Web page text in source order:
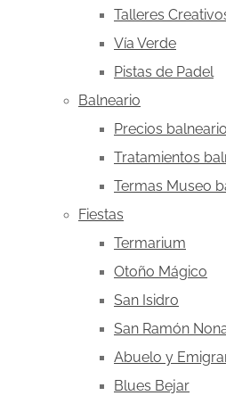
Talleres
Vía Verde
Pistas de Padel
Balneario
Precios balneario
Tratamientos
Termas Museo
Fiestas
Termarium
Otoño Mágico
San Isidro
San Ramón
Abuelo y
Blues Bejar